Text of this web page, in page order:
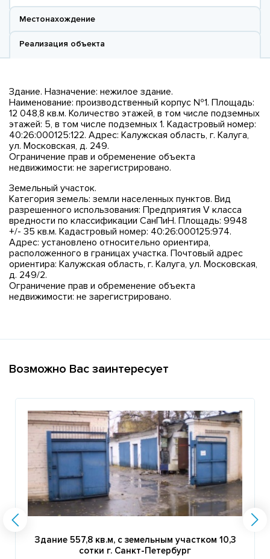
Местонахождение
Реализация объекта
Здание. Назначение: нежилое здание.
Наименование: производственный корпус №1. Площадь:
12 048,8 кв.м. Количество этажей, в том числе подземных
этажей: 5, в том числе подземных 1. Кадастровый номер:
40:26:000125:122. Адрес: Калужская область, г. Калуга,
ул. Московская, д. 249.
Ограничение прав и обременение объекта
недвижимости: не зарегистрировано.
Земельный участок.
Категория земель: земли населенных пунктов. Вид
разрешенного использования: Предприятия V класса
вредности по классификации СанПиН. Площадь: 9948
+/- 35 кв.м. Кадастровый номер: 40:26:000125:974.
Адрес: установлено относительно ориентира,
расположенного в границах участка. Почтовый адрес
ориентира: Калужская область, г. Калуга, ул. Московская,
д. 249/2.
Ограничение прав и обременение объекта
недвижимости: не зарегистрировано.
Возможно Вас заинтересует
Здание 557,8 кв.м, с земельным участком 10,3
сотки г. Санкт-Петербург